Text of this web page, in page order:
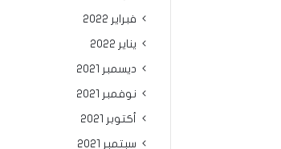
فبراير 2022
يناير 2022
ديسمبر 2021
نوفمبر 2021
أكتوبر 2021
سبتمبر 2021